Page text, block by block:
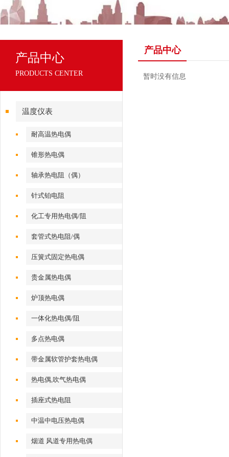
产品中心
PRODUCTS CENTER
温度仪表
耐高温热电偶
锥形热电偶
轴承热电阻（偶）
针式铂电阻
化工专用热电偶/阻
套管式热电阻/偶
压簧式固定热电偶
贵金属热电偶
炉顶热电偶
一体化热电偶/阻
多点热电偶
带金属软管护套热电偶
热电偶,吹气热电偶
插座式热电阻
中温中电压热电偶
烟道 风道专用热电偶
产品中心
暂时没有信息